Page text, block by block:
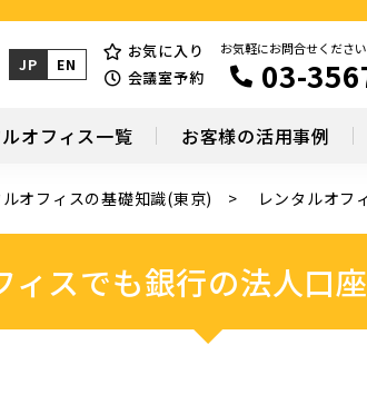
JP EN
お気に入り
会議室予約
お気軽にお問合せください
03-
オフィス一覧 お客様の活用事例
ルオフィスの基礎知識(東京) レンタルオフ
ィスでも銀行の法人口